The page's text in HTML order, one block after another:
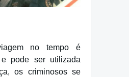
no tempo é
e pode ser utilizada
os criminosos se